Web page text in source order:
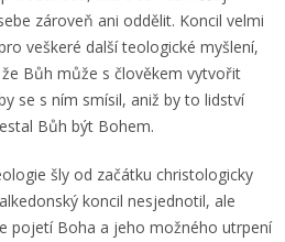
zároveň ani oddělit. Koncil velmi
veškeré další teologické myšlení,
Bůh může s člověkem vytvořit
se s ním smísil, aniž by to lidství
Bůh být Bohem.
šly od začátku christologicky
koncil nesjednotil, ale
pojetí Boha a jeho možného utrpení